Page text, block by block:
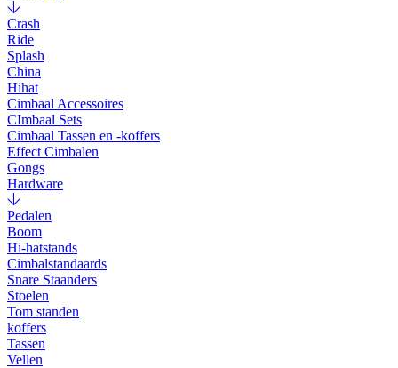
Crash
Ride
Splash
China
Hihat
Cimbaal Accessoires
CImbaal Sets
Cimbaal Tassen en -koffers
Effect Cimbalen
Gongs
Hardware
Pedalen
Boom
Hi-hatstands
Cimbalstandaards
Snare Staanders
Stoelen
Tom standen
koffers
Tassen
Vellen